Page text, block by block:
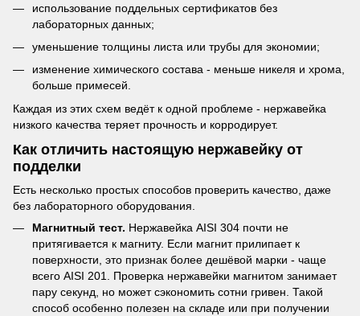
использование поддельных сертификатов без
лабораторных данных;
уменьшение толщины листа или трубы для экономии;
изменение химического состава - меньше никеля и хрома,
больше примесей.
Каждая из этих схем ведёт к одной проблеме - нержавейка
низкого качества теряет прочность и корродирует.
Как отличить настоящую нержавейку от
подделки
Есть несколько простых способов проверить качество, даже
без лабораторного оборудования.
Магнитный тест. Нержавейка AISI 304 почти не
притягивается к магниту. Если магнит прилипает к
поверхности, это признак более дешёвой марки - чаще
всего AISI 201. Проверка нержавейки магнитом занимает
пару секунд, но может сэкономить сотни гривен. Такой
способ особенно полезен на складе или при получении